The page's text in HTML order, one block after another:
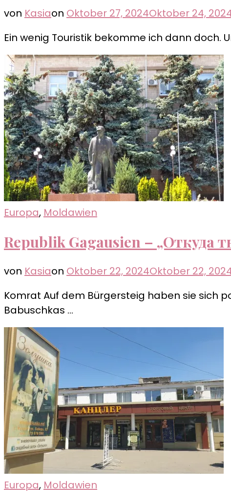
von Kasiaon Oktober 27, 2024Oktober 24,
Ein wenig Touristik bekomme ich dann doch.
Europa, Moldawien
Republik Gagausien – „Откуда
von Kasiaon Oktober 22, 2024Oktober 22,
Komrat Auf dem Bürgersteig haben sie sich
Babuschkas …
Europa, Moldawien